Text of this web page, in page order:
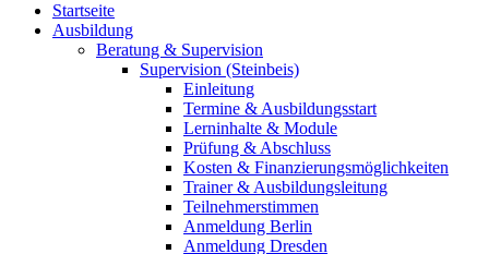
Startseite
Ausbildung
Beratung & Supervision
Supervision (Steinbeis)
Einleitung
Termine & Ausbildungsstart
Lerninhalte & Module
Prüfung & Abschluss
Kosten & Finanzierungsmöglichkeiten
Trainer & Ausbildungsleitung
Teilnehmerstimmen
Anmeldung Berlin
Anmeldung Dresden